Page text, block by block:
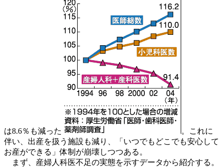
は8.6％も減った
。これに
伴い、出産を扱う施設も減り、「いつでもどこでも安心して
お産ができる」体制が崩壊しつつある。
まず、産婦人科医不足の実態を示すデータから紹介する。